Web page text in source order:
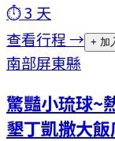
⏱3 天
查看行程 → + 加
南部屏東縣
驚豔小琉球~
墾丁凱撒大飯